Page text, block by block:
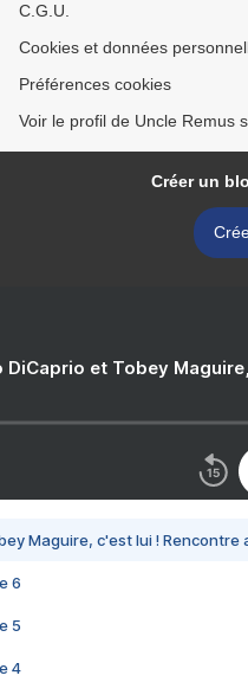
C.G.U.
Cookies et données
Préférences cookies
Voir le profil de Uncle Remus
Créer un
DiCaprio et Tobey
Maguire, c'est lui ! Rencontre
6
5
4